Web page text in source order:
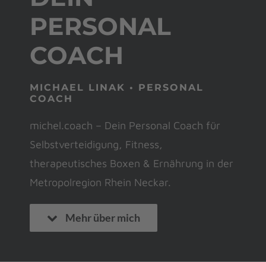
PERSONAL
COACH
MICHAEL LINAK • PERSONAL
COACH
michel.coach – Dein Personal Coach für
Selbstverteidigung, Fitness,
therapeutisches Boxen & Ernährung in der
Metropolregion Rhein Neckar.
Mehr über mich